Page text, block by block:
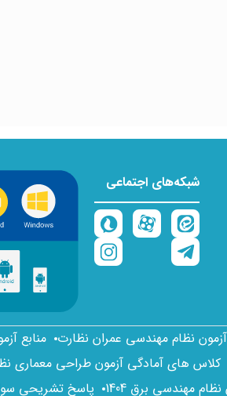
شبکه‌های اجتماعی
نظام مهندسی عمران نظارت منابع
کلاس های آمادگی آزمون طراحی معماری
مهندسی برق 1404 پاسخ تشریحی